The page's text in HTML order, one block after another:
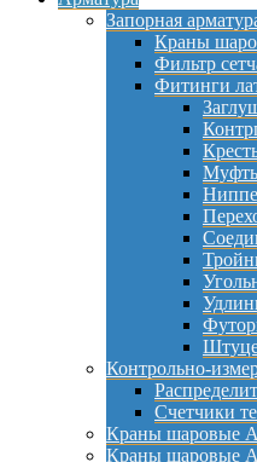
Запорная
Краны
Фильтр
Фитинги
Контрольно-
Счетчики
Краны шаровые
Краны шаровые